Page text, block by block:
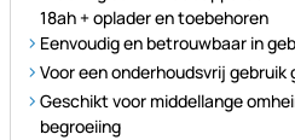
18ah + oplader en toebehoren
Eenvoudig en betrouwbaar in
Voor een onderhoudsvrij
Geschikt voor middellange
begroeiing